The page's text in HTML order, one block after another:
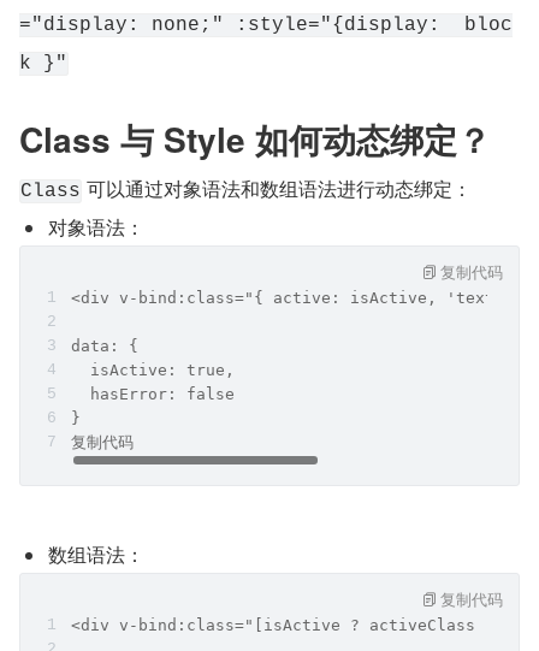
="display: none;" :style="{display:  bloc
k }"
Class 与 Style 如何动态绑定？
Class 可以通过对象语法和数组语法进行动态绑定：
对象语法：
<div v-bind:class="{ active: isActive, 'text-
data: {
  isActive: true,
  hasError: false
}
复制代码
复制代码
数组语法：
<div v-bind:class="[isActive ? activeClass : '',
复制代码